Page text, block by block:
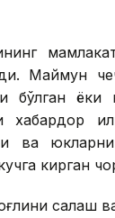
Маймун
бўлган ёки
хабардор
ва
кирган
сақлаш